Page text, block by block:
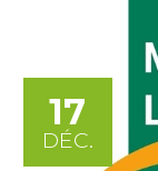
17
DÉC.